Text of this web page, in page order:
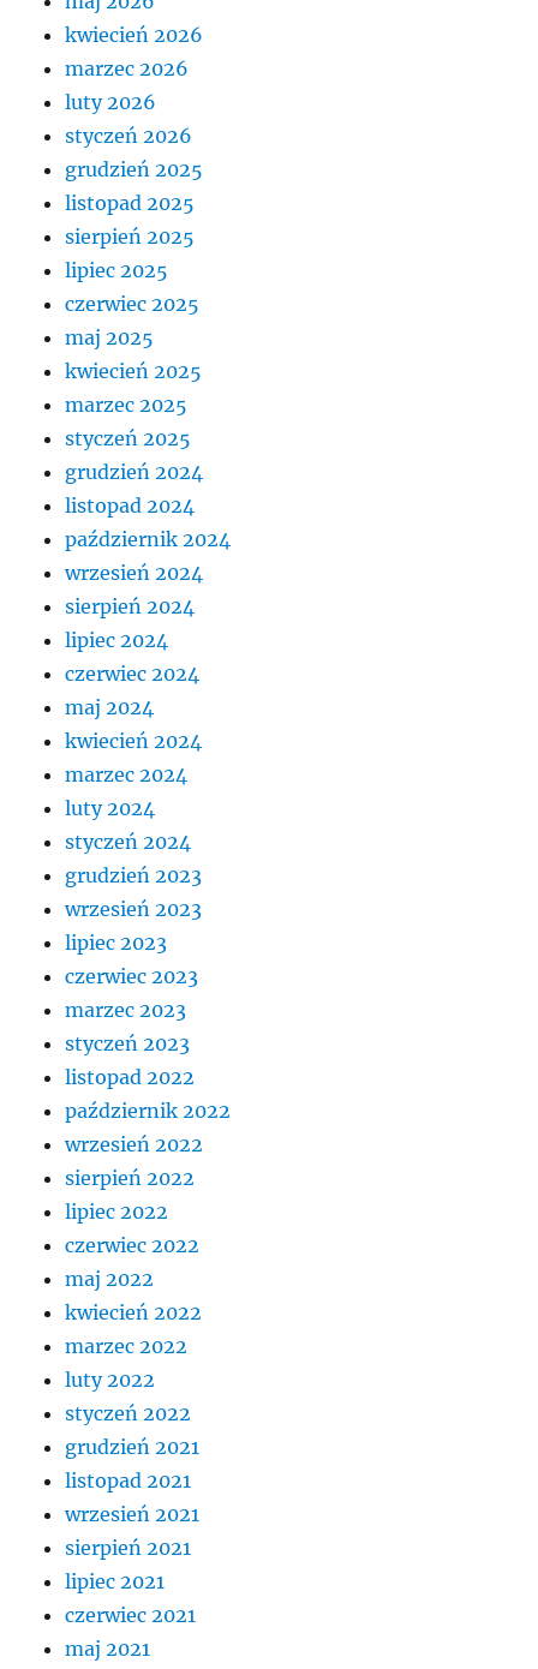
kwiecień 2026
marzec 2026
luty 2026
styczeń 2026
grudzień 2025
listopad 2025
sierpień 2025
lipiec 2025
czerwiec 2025
maj 2025
kwiecień 2025
marzec 2025
styczeń 2025
grudzień 2024
listopad 2024
październik 2024
wrzesień 2024
sierpień 2024
lipiec 2024
czerwiec 2024
maj 2024
kwiecień 2024
marzec 2024
luty 2024
styczeń 2024
grudzień 2023
wrzesień 2023
lipiec 2023
czerwiec 2023
marzec 2023
styczeń 2023
listopad 2022
październik 2022
wrzesień 2022
sierpień 2022
lipiec 2022
czerwiec 2022
maj 2022
kwiecień 2022
marzec 2022
luty 2022
styczeń 2022
grudzień 2021
listopad 2021
wrzesień 2021
sierpień 2021
lipiec 2021
czerwiec 2021
maj 2021